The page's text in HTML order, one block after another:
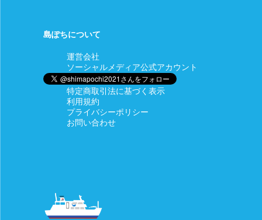
島ぽちについて
運営会社
ソーシャルメディア公式アカウント
特定商取引法に基づく表示
利用規約
プライバシーポリシー
お問い合わせ